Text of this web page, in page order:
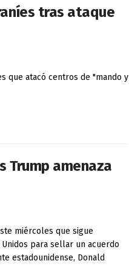
tras ataque
que atacó centros de "mando y
Trump amenaza
miércoles que sigue
para sellar un acuerdo
estadounidense, Donald